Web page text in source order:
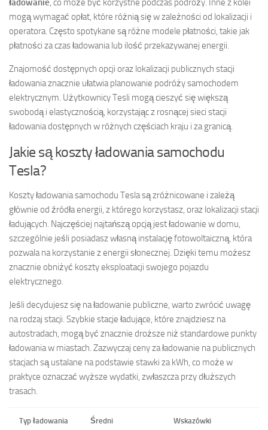
ładowanie, co może być korzystne podczas podróży. Inne z kolei
mogą wymagać opłat, które różnią się w zależności od lokalizacji i
operatora. Często spotykane są różne modele płatności, takie jak
płatności za czas ładowania lub ilość przekazywanej energii.
Znajomość dostępnych opcji oraz lokalizacji publicznych stacji
ładowania znacznie ułatwia planowanie podróży samochodem
elektrycznym. Użytkownicy Tesli mogą cieszyć się większą
swobodą i elastycznością, korzystając z rosnącej sieci stacji
ładowania dostępnych w różnych częściach kraju i za granicą.
Jakie są koszty ładowania samochodu
Tesla?
Koszty ładowania samochodu Tesla są zróżnicowane i zależą
głównie od źródła energii, z którego korzystasz, oraz lokalizacji stacji
ładujących. Najczęściej najtańszą opcją jest ładowanie w domu,
szczególnie jeśli posiadasz własną instalację fotowoltaiczną, która
pozwala na korzystanie z energii słonecznej. Dzięki temu możesz
znacznie obniżyć koszty eksploatacji swojego pojazdu
elektrycznego.
Jeśli decydujesz się na ładowanie publiczne, warto zwrócić uwagę
na rodzaj stacji. Szybkie stacje ładujące, które znajdziesz na
autostradach, mogą być znacznie droższe niż standardowe punkty
ładowania w miastach. Zazwyczaj ceny za ładowanie na publicznych
stacjach są ustalane na podstawie stawki za kWh, co może w
praktyce oznaczać wyższe wydatki, zwłaszcza przy dłuższych
trasach.
Typ ładowania
Średni
Wskazówki